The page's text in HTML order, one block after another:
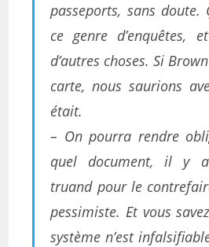
passeports, sans
ce genre d’enquêtes,
d’autres choses. Si
carte, nous saurions
était.
– On pourra rendre
quel document, il y
truand pour le
pessimiste. Et vous
système n’est